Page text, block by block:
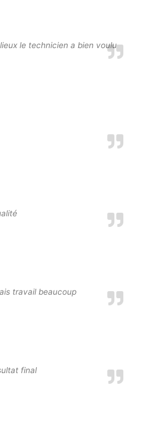
le technicien a bien voulu
travail beaucoup
final